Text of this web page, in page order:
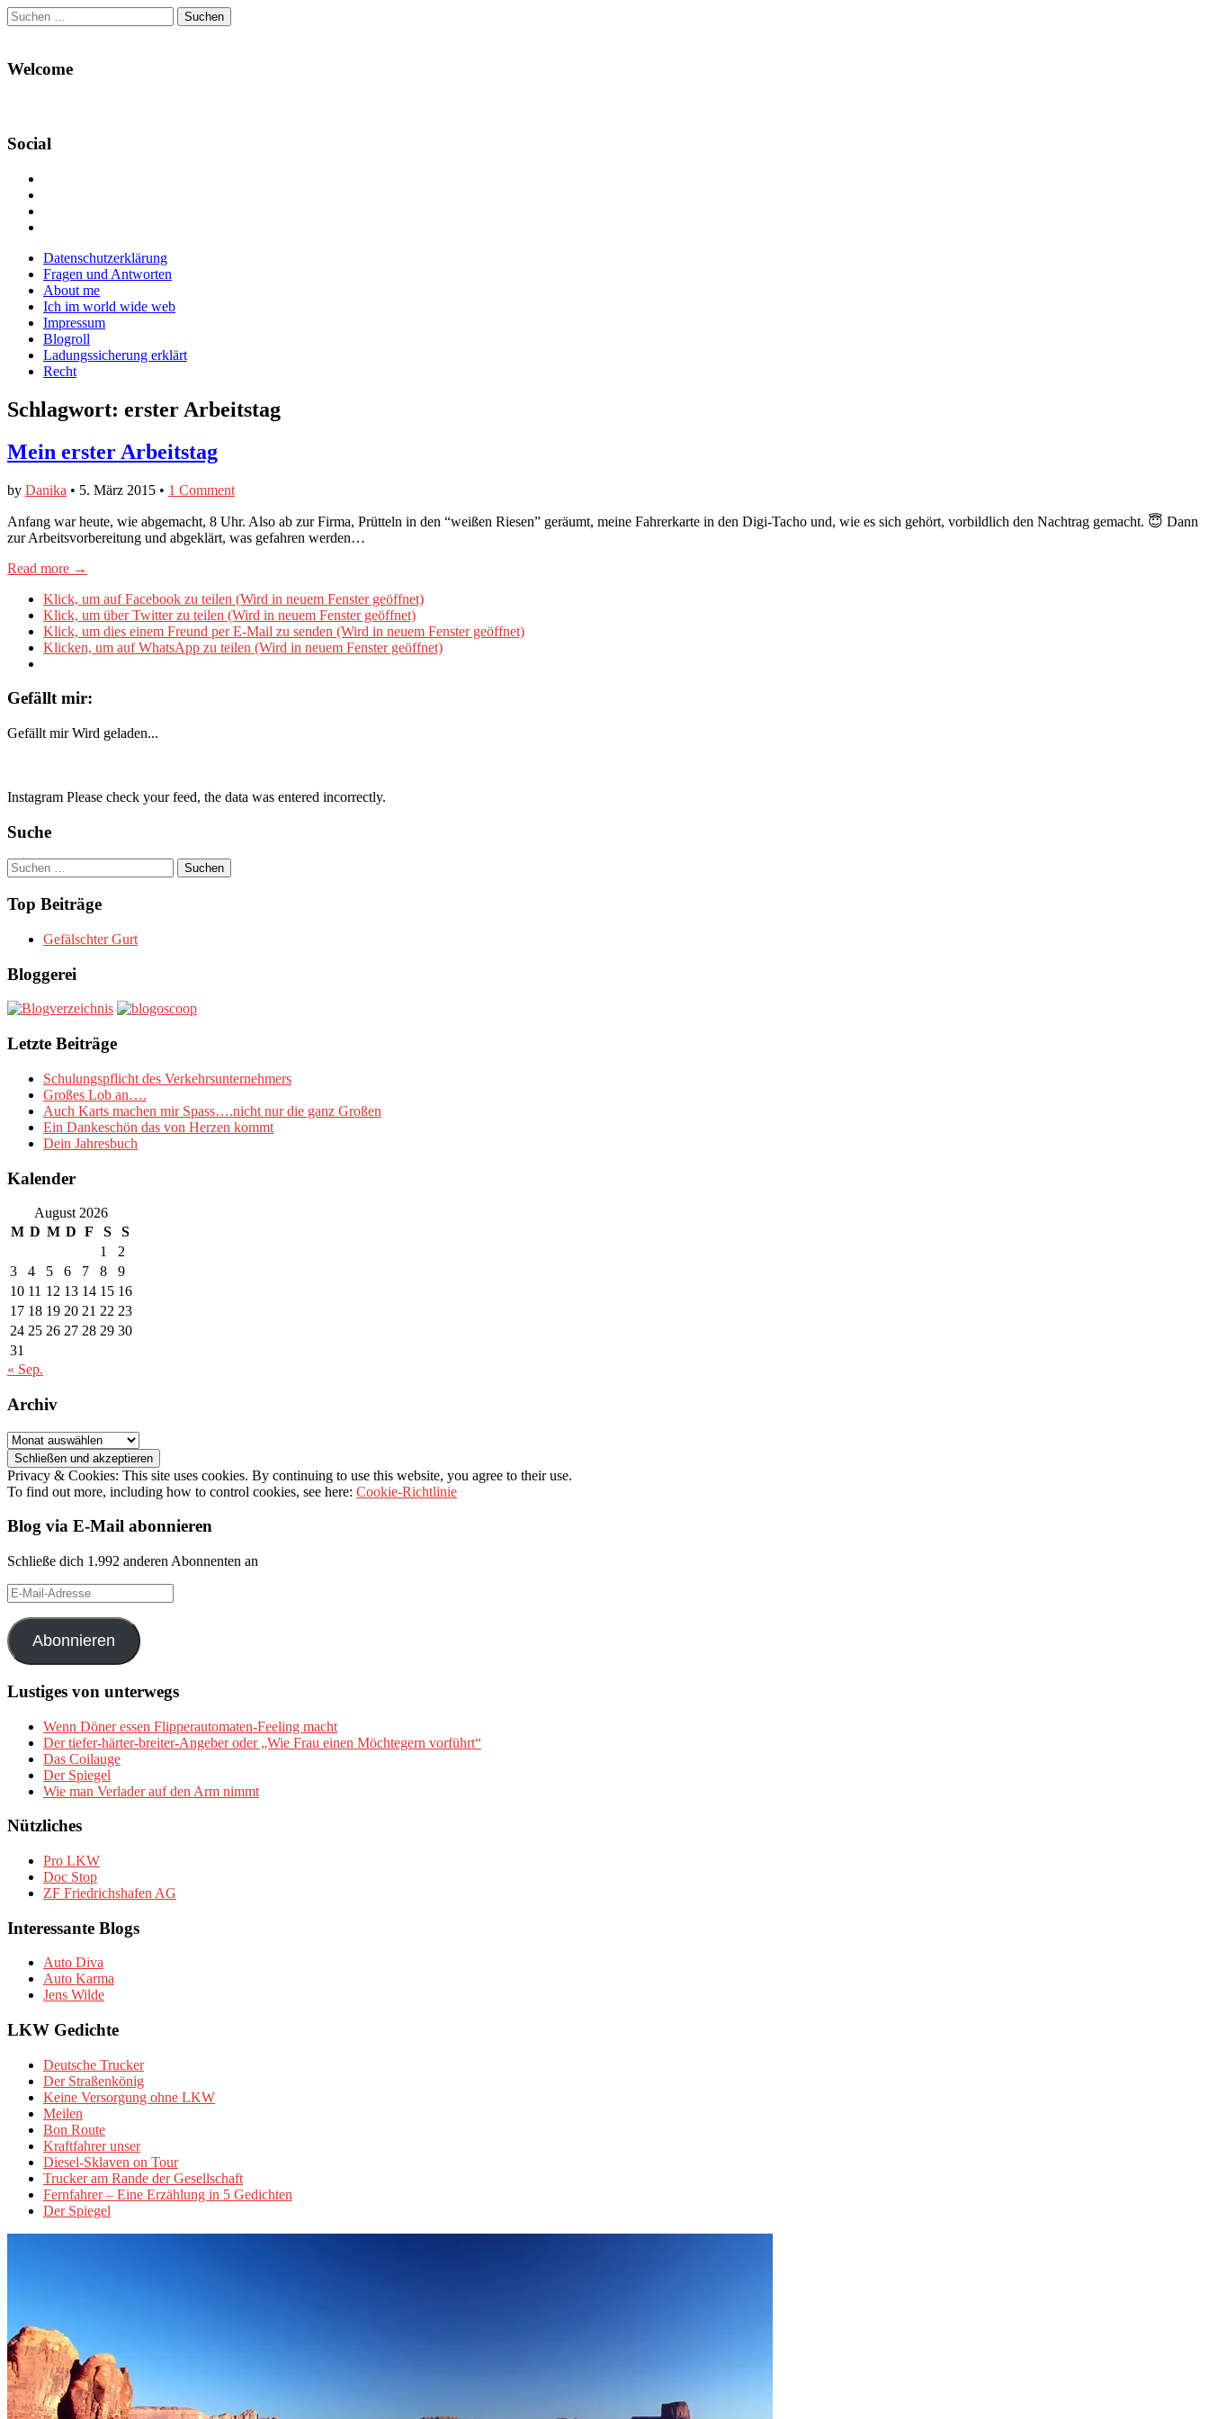
Suchen
nach:
Welcome
Social
Facebook
anzeigen
Twitter
anzeigen
auf
Instagram
anzeigen
Main
menu
Skip
content
Datenschutzerklärung
Fragen und Antworten
About me
Ich im world wide web
Impressum
Blogroll
Ladungssicherung erklärt
Recht
Schlagwort: erster Arbeitstag
Mein erster Arbeitstag
by Danika • 5. März 2015 • 1 Comment
Anfang war heute, wie abgemacht, 8 Uhr. Also ab zur Firma, Prütteln in den “weißen Riesen” geräumt, meine Fahrerkarte in den Digi-Tacho und, wie es sich gehört, vorbildlich den Nachtrag gemacht. 😇 Dann
zur Arbeitsvorbereitung und abgeklärt, was gefahren werden…
Read more →
Klick, um auf Facebook zu teilen (Wird in neuem Fenster geöffnet)
Klick, um über Twitter zu teilen (Wird in neuem Fenster geöffnet)
Klick, um dies einem Freund per E-Mail zu senden (Wird in neuem Fenster geöffnet)
Klicken, um auf WhatsApp zu teilen (Wird in neuem Fenster geöffnet)
Gefällt mir:
Gefällt mir Wird geladen...
Instagram Please check your feed, the data was entered incorrectly.
Suche
Suchen
nach:
Top Beiträge
Gefälschter Gurt
Bloggerei
Letzte Beiträge
Schulungspflicht des Verkehrsunternehmers
Großes Lob an….
Auch Karts machen mir Spass….nicht nur die ganz Großen
Ein Dankeschön das von Herzen kommt
Dein Jahresbuch
Kalender
August 2026
M D M D F S
S
1
2
3
4 5 6 7 8
9
10 11 12 13 14 15 16
17 18 19 20 21 22 23
24 25 26 27 28 29 30
31
« Sep.
Archiv
Archiv
Privacy & Cookies: This site uses cookies. By continuing to use this website, you agree to their use.
To find out more, including how to control cookies, see here: Cookie-Richtlinie
Blog via E-Mail abonnieren
Schließe dich 1.992 anderen Abonnenten an
E-
Mail-
Adresse
Abonnieren
Lustiges von unterwegs
Wenn Döner essen Flipperautomaten-Feeling macht
Der tiefer-härter-breiter-Angeber oder „Wie Frau einen Möchtegern vorführt“
Das Coilauge
Der Spiegel
Wie man Verlader auf den Arm nimmt
Nützliches
Pro LKW
Doc Stop
ZF Friedrichshafen AG
Interessante Blogs
Auto Diva
Auto Karma
Jens Wilde
LKW Gedichte
Deutsche Trucker
Der Straßenkönig
Keine Versorgung ohne LKW
Meilen
Bon Route
Kraftfahrer unser
Diesel-Sklaven on Tour
Trucker am Rande der Gesellschaft
Fernfahrer – Eine Erzählung in 5 Gedichten
Der Spiegel